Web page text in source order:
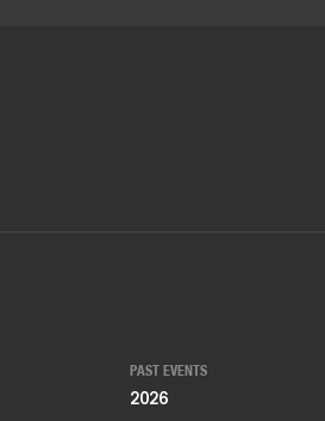
PAST EVENTS
2026